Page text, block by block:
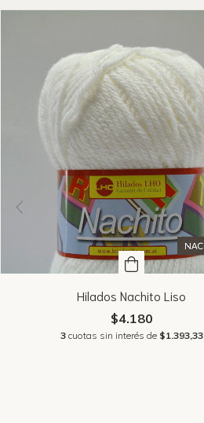
Hilados Nachito Liso
$4.180
3 cuotas sin interés de $1.393,33